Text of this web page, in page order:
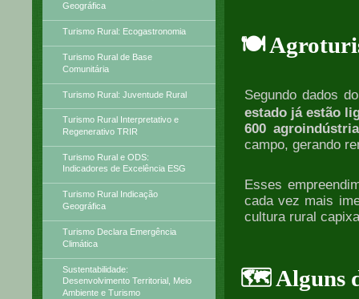
Geográfica
Turismo Rural: Ecogastronomia
Turismo Rural de Base
Comunitária
Turismo Rural: Juventude Rural
Turismo Rural Interpretativo e
Regenerativo TRIR
Turismo Rural e ODS:
Indicadores de Excelência ESG
Turismo Rural Indicação
Geográfica
Turismo Declara Emergência
Climática
Sustentabilidade:
Desenvolvimento Territorial, Meio
Ambiente e Turismo
🍽️
Segundo dados
estado já estão
600
campo, gerando
Esses
cada vez mais
cultura rural
🗺️ Alguns